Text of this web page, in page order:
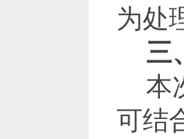
为处
三
本
可结